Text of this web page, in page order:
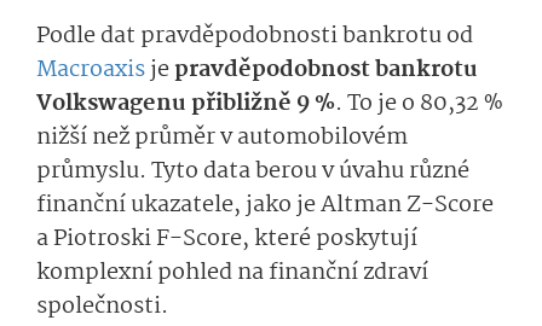
Podle dat pravděpodobnosti bankrotu od
Macroaxisjepravděpodobnost bankrotu
Volkswagenu přibližně 9 %. To je o 80,32 %
nižší než průměr v automobilovém
průmyslu. Tyto data berou v úvahu různé
finanční ukazatele, jako je Altman Z-Score
a Piotroski F-Score, které poskytují
komplexní pohled na finanční zdraví
společnosti.